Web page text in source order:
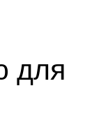
для